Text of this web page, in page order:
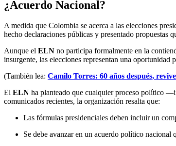
¿Acuerdo Nacional?
A medida que Colombia se acerca a las elecciones
hecho declaraciones públicas y presentado propuestas
Aunque el ELN no participa formalmente en la
insurgente, las elecciones representan una oportunidad
(También lea: Camilo Torres: 60 años después,
El ELN ha planteado que cualquier proceso político
comunicados recientes, la organización resalta que:
Las fórmulas presidenciales deben incluir un
Se debe avanzar en un acuerdo político nacional